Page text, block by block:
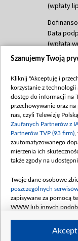
(wpłaty
Data
(wpłata
(wpłata
mln,
Data
(wpłata
Data
kwiecień
czerwca
4
Szanujemy Twoją
Kliknij "Akceptuję i
korzystanie z technologii
dostęp do informacji na
przechowywanie oraz
nas, czyli Telewizję
Zaufanych Partnerów z
Partnerów TVP (93 firm)
zautomatyzowanego
mierzenia ich
także zgody na
Twoje dane osobowe
poszczególnych serwisów
zapisywane za pomocą
WWW lub innych